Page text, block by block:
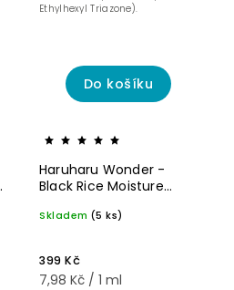
Do košíku
Ethylhexyl Triazone).
Haruharu Wonder -
Black Rice Moisture
SPF50+ (50 ml)
Skladem (5 ks)
399 Kč
7,98 Kč / 1 ml